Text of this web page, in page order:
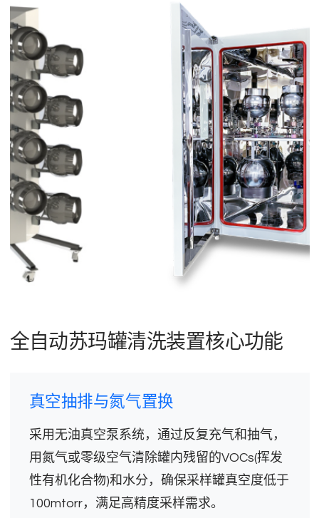
全自动苏玛罐清洗装置核心功能
真空抽排与氮气置换
采用无油真空泵系统，通过反复充气和抽气，
用氮气或零级空气清除罐内残留的VOCs(挥发
性有机化合物)和水分，确保采样罐真空度低于
100mtorr，满足高精度采样需求。